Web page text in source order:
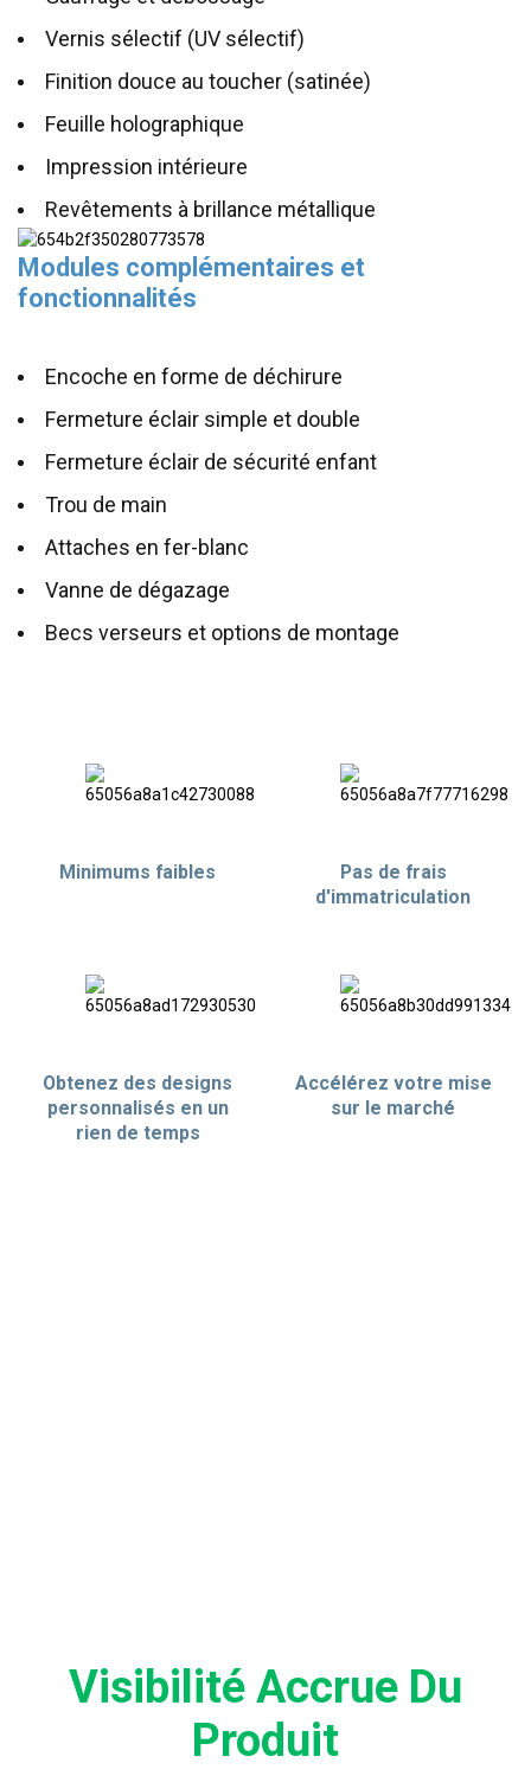
Vernis sélectif (UV sélectif)
Finition douce au toucher (satinée)
Feuille holographique
Impression intérieure
Revêtements à brillance métallique
Modules complémentaires et
fonctionnalités
Encoche en forme de déchirure
Fermeture éclair simple et double
Fermeture éclair de sécurité enfant
Trou de main
Attaches en fer-blanc
Vanne de dégazage
Becs verseurs et options de montage
Minimums faibles
Pas de frais
d'immatriculation
Obtenez des designs
personnalisés en un
rien de temps
Accélérez votre mise
sur le marché
Visibilité Accrue Du
Produit